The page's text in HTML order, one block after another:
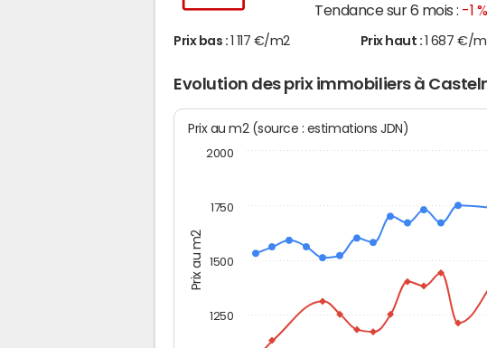
Tendance sur 6 mois : -1 %
Prix bas : 1 117 €/m2 Prix haut : 1 687 €/
Evolution des prix immobiliers à
Prix au m2
Prix au m2 (source : estimations JDN)
2000
1250
1500
1750